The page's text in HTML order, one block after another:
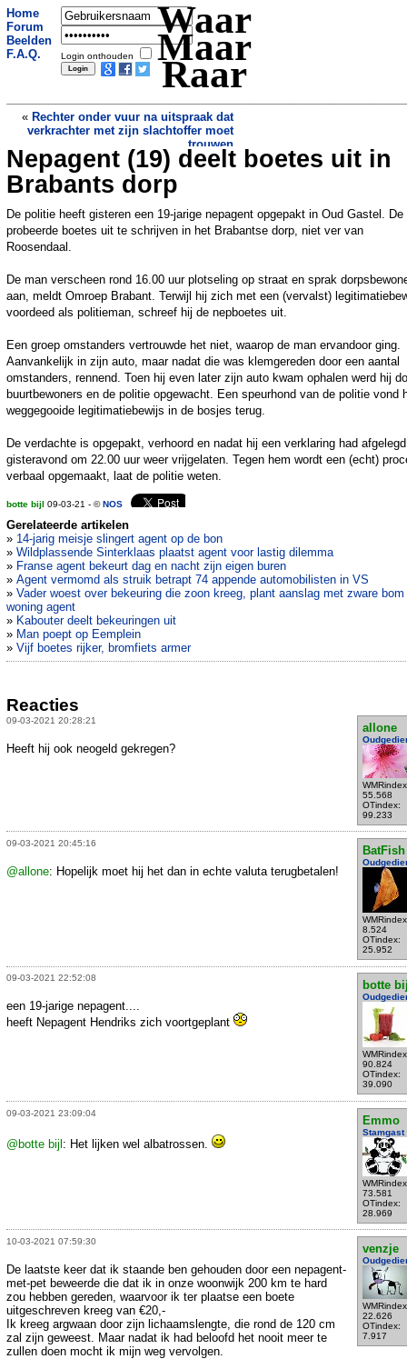
Home
Forum
Beelden
F.A.Q.
Login onthouden
Waar
Maar
Raar
« Rechter onder vuur na uitspraak dat
verkrachter met zijn slachtoffer moet
trouwen
Dronken man rijdt met opengeklapte
motorkap door na ongeluk
»
Nepagent (19) deelt boetes uit in
Brabants dorp
De politie heeft gisteren een 19-jarige nepagent opgepakt in Oud Gastel. De
probeerde boetes uit te schrijven in het Brabantse dorp, niet ver van
Roosendaal.
De man verscheen rond 16.00 uur plotseling op straat en sprak
aan, meldt Omroep Brabant. Terwijl hij zich met een (vervalst)
voordeed als politieman, schreef hij de nepboetes uit.
Een groep omstanders vertrouwde het niet, waarop de man ervandoor ging.
Aanvankelijk in zijn auto, maar nadat die was klemgereden door een aantal
omstanders, rennend. Toen hij even later zijn auto kwam ophalen werd hij
buurtbewoners en de politie opgewacht. Een speurhond van de politie vond
weggegooide legitimatiebewijs in de bosjes terug.
De verdachte is opgepakt, verhoord en nadat hij een verklaring had afgelegd
gisteravond om 22.00 uur weer vrijgelaten. Tegen hem wordt een (echt)
verbaal opgemaakt, laat de politie weten.
botte bijl 09-03-21 - ©NOS
Gerelateerde artikelen
» 14-jarig meisje slingert agent op de bon
» Wildplassende Sinterklaas plaatst agent voor lastig dilemma
» Franse agent bekeurt dag en nacht zijn eigen buren
» Agent vermomd als struik betrapt 74 appende automobilisten in VS
» Vader woest over bekeuring die zoon kreeg, plant aanslag met zware bom
woning agent
» Kabouter deelt bekeuringen uit
» Man poept op Eemplein
» Vijf boetes rijker, bromfiets armer
Reacties
09-03-2021 20:28:21
allone
55.568
OTindex:
99.233
Heeft hij ook neogeld gekregen?
09-03-2021 20:45:16
BatFish
8.524
OTindex:
25.952
@allone: Hopelijk moet hij het dan in echte valuta terugbetalen!
09-03-2021 22:52:08
botte
90.824
OTindex:
39.090
een 19-jarige nepagent....
heeft Nepagent Hendriks zich voortgeplant
09-03-2021 23:09:04
Emmo
Stamgast
73.581
OTindex:
28.969
@botte bijl: Het lijken wel albatrossen.
10-03-2021 07:59:30
venzje
22.626
OTindex:
7.917
De laatste keer dat ik staande ben gehouden door een nepagent-
met-pet beweerde die dat ik in onze woonwijk 200 km te hard
zou hebben gereden, waarvoor ik ter plaatse een boete
uitgeschreven kreeg van €20,-
Ik kreeg argwaan door zijn lichaamslengte, die rond de 120 cm
zal zijn geweest. Maar nadat ik had beloofd het nooit meer te
zullen doen mocht ik mijn weg vervolgen.